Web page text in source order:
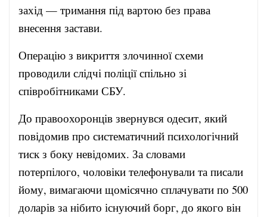
захід — тримання під вартою без права
внесення застави.
Операцію з викриття злочинної схеми
проводили слідчі поліції спільно зі
співробітниками СБУ.
До правоохоронців звернувся одесит, який
повідомив про систематичний психологічний
тиск з боку невідомих. За словами
потерпілого, чоловіки телефонували та писали
йому, вимагаючи щомісячно сплачувати по 500
доларів за нібито існуючий борг, до якого він